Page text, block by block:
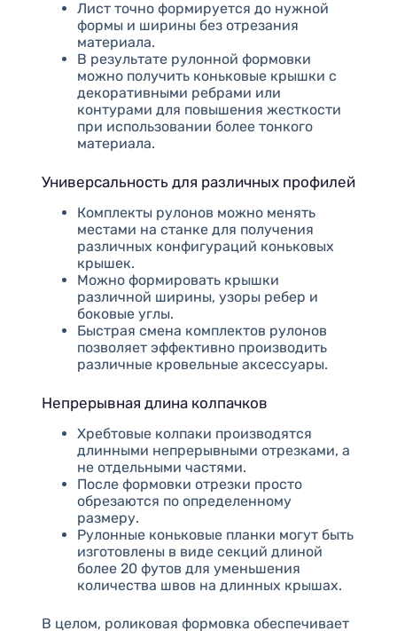
Лист точно формируется до нужной
формы и ширины без отрезания
материала.
В результате рулонной формовки
можно получить коньковые крышки с
декоративными ребрами или
контурами для повышения жесткости
при использовании более тонкого
материала.
Универсальность для различных профилей
Комплекты рулонов можно менять
местами на станке для получения
различных конфигураций коньковых
крышек.
Можно формировать крышки
различной ширины, узоры ребер и
боковые углы.
Быстрая смена комплектов рулонов
позволяет эффективно производить
различные кровельные аксессуары.
Непрерывная длина колпачков
Хребтовые колпаки производятся
длинными непрерывными отрезками, а
не отдельными частями.
После формовки отрезки просто
обрезаются по определенному
размеру.
Рулонные коньковые планки могут быть
изготовлены в виде секций длиной
более 20 футов для уменьшения
количества швов на длинных крышах.
В целом, роликовая формовка обеспечивает